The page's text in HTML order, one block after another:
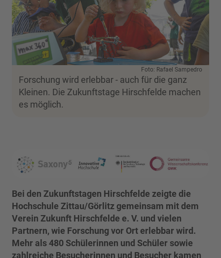
Foto: Rafael Sampedro
Forschung wird erlebbar - auch für die ganz
Kleinen. Die Zukunftstage Hirschfelde machen
es möglich.
Bei den Zukunftstagen Hirschfelde zeigte die
Hochschule Zittau/Görlitz gemeinsam mit dem
Verein Zukunft Hirschfelde e. V. und vielen
Partnern, wie Forschung vor Ort erlebbar wird.
Mehr als 480 Schülerinnen und Schüler sowie
zahlreiche Besucherinnen und Besucher kamen